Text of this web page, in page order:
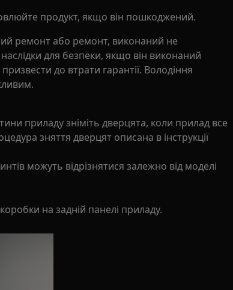
продукт, якщо він пошкоджений.
ремонт або ремонт, виконаний не
для безпеки, якщо він виконаний
до втрати гарантії. Володіння
приладу зніміть дверцята, коли прилад все
зняття дверцят описана в інструкції
можуть відрізнятися залежно від моделі
на задній панелі приладу.